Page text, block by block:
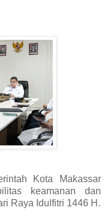
Kota Makassar
keamanan dan
Raya Idulfitri 1446 H.